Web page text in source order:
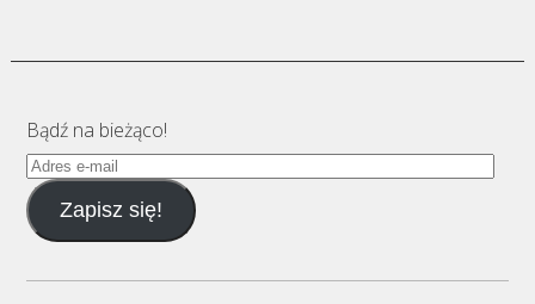
Bądź na bieżąco!
Adres
e-
mailZapisz się!